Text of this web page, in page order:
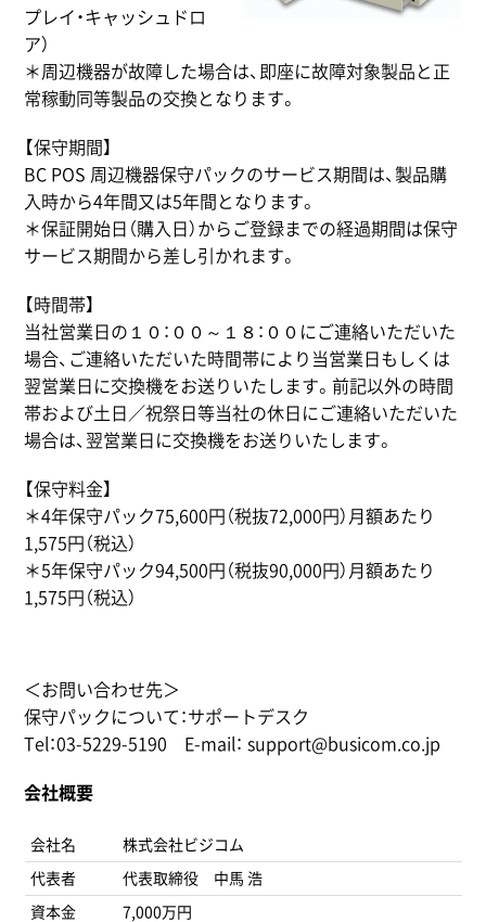
プレイ・キャッシュドロ
ア）
＊周辺機器が故障した場合は、即座に故障対象製品と正
常稼動同等製品の交換となります。
【保守期間】
BC POS 周辺機器保守パックのサービス期間は、製品購
入時から4年間又は5年間となります。
＊保証開始日（購入日）からご登録までの経過期間は保守
サービス期間から差し引かれます。
【時間帯】
当社営業日の１０：００～１８：００にご連絡いただいた
場合、ご連絡いただいた時間帯により当営業日もしくは
翌営業日に交換機をお送りいたします。前記以外の時間
帯および土日／祝祭日等当社の休日にご連絡いただいた
場合は、翌営業日に交換機をお送りいたします。
【保守料金】
＊4年保守パック75,600円（税抜72,000円）月額あたり
1,575円（税込）
＊5年保守パック94,500円（税抜90,000円）月額あたり
1,575円（税込）
＜お問い合わせ先＞
保守パックについて：サポートデスク
Tel：03-5229-5190 E-mail： support@busicom.co.jp
会社概要
会社名 株式会社ビジコム
代表者 代表取締役 中馬 浩
資本金 7,000万円